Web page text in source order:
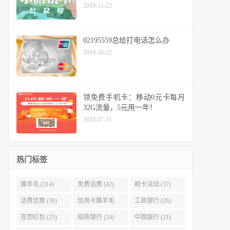
2019-11-22
02195559总给打电话怎么办
2019-10-22
领免费手机卡：移动0元卡每月
32G流量，5元用一年！
2019-07-31
热门标签
薅羊毛 (314) 免费话费 (42) 刷卡活动 (37)
话费优惠 (30) 信用卡薅羊毛
(29)
工商银行 (26)
签到红包 (25) 招商银行 (24) 中国银行 (21)